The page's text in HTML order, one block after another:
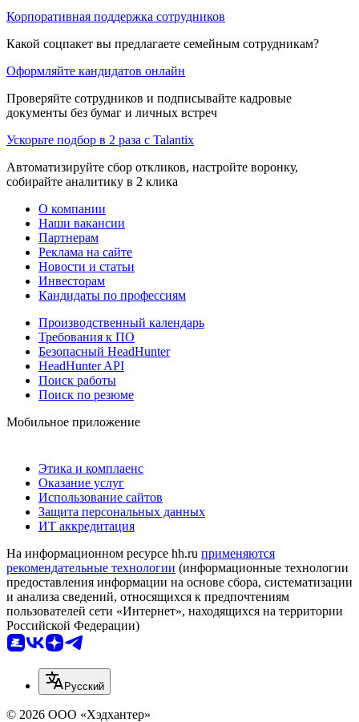
Корпоративная поддержка сотрудников
Какой соцпакет вы предлагаете семейным сотрудникам?
Оформляйте кандидатов онлайн
Проверяйте сотрудников и подписывайте кадровые
документы без бумаг и личных встреч
Ускорьте подбор в 2 раза с Talantix
Автоматизируйте сбор откликов, настройте воронку,
собирайте аналитику в 2 клика
О компании
Наши вакансии
Партнерам
Реклама на сайте
Новости и статьи
Инвесторам
Кандидаты по профессиям
Производственный календарь
Требования к ПО
Безопасный HeadHunter
HeadHunter API
Поиск работы
Поиск по резюме
Мобильное приложение
Этика и комплаенс
Оказание услуг
Использование сайтов
Защита персональных данных
ИТ аккредитация
На информационном ресурсе hh.ru применяются
рекомендательные технологии (информационные технологии
предоставления информации на основе сбора, систематизации
и анализа сведений, относящихся к предпочтениям
пользователей сети «Интернет», находящихся на территории
Российской Федерации)
Русский
© 2026 ООО «Хэдхантер»